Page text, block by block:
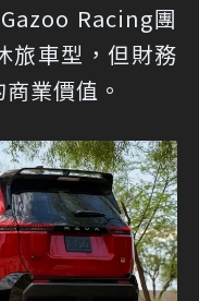
Racing團
旅車型，但財務
業價值。